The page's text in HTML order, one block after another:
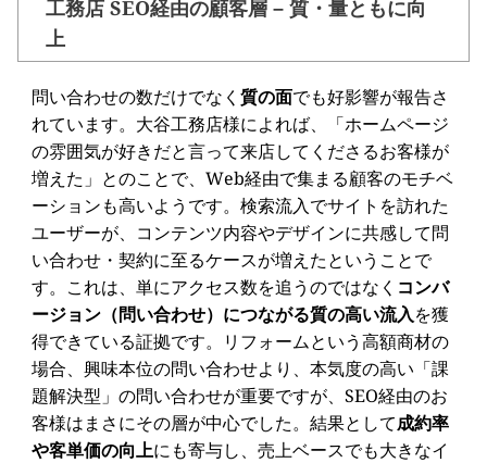
工務店 SEO経由の顧客層 – 質・量ともに向
上
問い合わせの数だけでなく 質の面でも好影響が報告さ
れています。大谷工務店様によれば、「ホームページ
の雰囲気が好きだと言って来店してくださるお客様が
増えた」とのことで、Web経由で集まる顧客のモチベ
ーションも高いようです。検索流入でサイトを訪れた
ユーザーが、コンテンツ内容やデザインに共感して問
い合わせ・契約に至るケースが増えたということで
す。これは、単にアクセス数を追うのではなく コンバ
ージョン（問い合わせ）につながる質の高い流入を獲
得できている証拠です。リフォームという高額商材の
場合、興味本位の問い合わせより、本気度の高い「課
題解決型」の問い合わせが重要ですが、SEO経由のお
客様はまさにその層が中心でした。結果として成約率
や客単価の向上にも寄与し、売上ベースでも大きなイ